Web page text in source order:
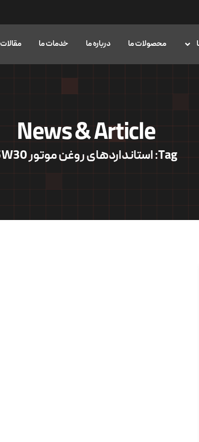
محصولات ما درباره ما خدمات ما مقالات
News & Article
Tag: استانداردهای روغن موتور 5W30